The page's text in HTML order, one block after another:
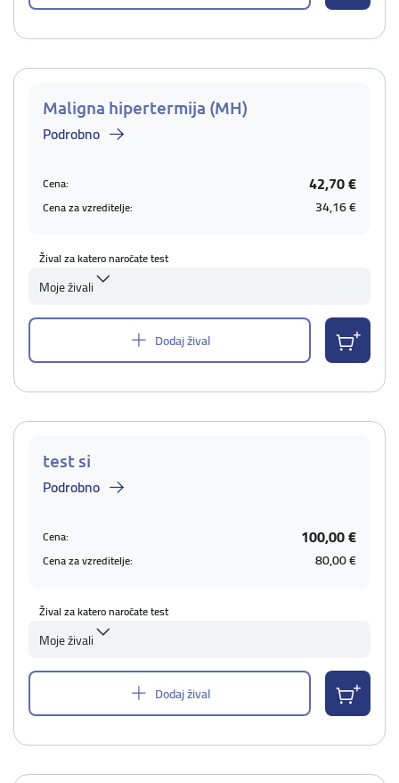
Maligna hipertermija (MH)
Podrobno
Cena: 42,70 €
Cena za vzreditelje: 34,16 €
Žival za katero naročate test
Moje živali
Dodaj žival
test si
Podrobno
Cena: 100,00 €
Cena za vzreditelje: 80,00 €
Žival za katero naročate test
Moje živali
Dodaj žival